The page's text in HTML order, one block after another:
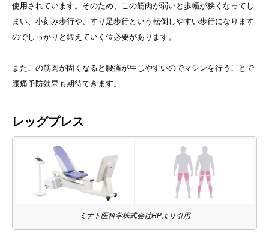
使用されています。そのため、この筋肉が弱いと歩幅が狭くなってし
まい、小刻み歩行や、すり足歩行という転倒しやすい歩行になります
のでしっかりと鍛えていく位必要があります。
またこの筋肉が固くなると腰痛が生じやすいのでマシンを行うことで
腰痛予防効果も期待できます。
レッグプレス
ミナト医科学株式会社HPより引用